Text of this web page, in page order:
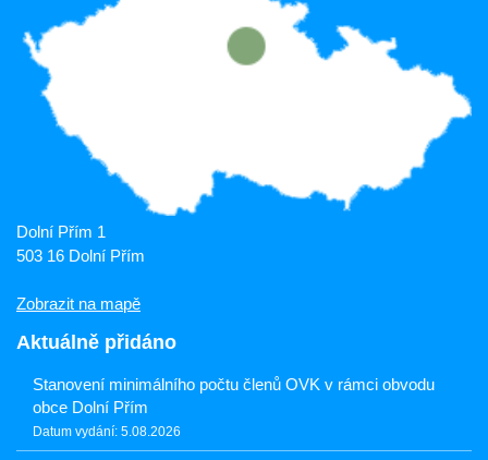
Dolní Přím 1
503 16 Dolní Přím
Zobrazit na mapě
Aktuálně přidáno
Stanovení minimálního počtu členů OVK v rámci obvodu
obce Dolní Přím
Datum vydání: 5.08.2026